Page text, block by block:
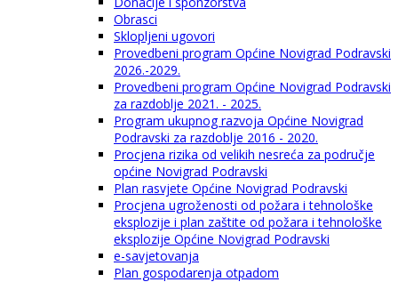
Obrasci
Sklopljeni ugovori
Provedbeni program Općine Novigrad Podravski
2026.-2029.
Provedbeni program Općine Novigrad Podravski
za razdoblje 2021. - 2025.
Program ukupnog razvoja Općine Novigrad
Podravski za razdoblje 2016 - 2020.
Procjena rizika od velikih nesreća za područje
općine Novigrad Podravski
Plan rasvjete Općine Novigrad Podravski
Procjena ugroženosti od požara i tehnološke
eksplozije i plan zaštite od požara i tehnološke
eksplozije Općine Novigrad Podravski
e-savjetovanja
Plan gospodarenja otpadom